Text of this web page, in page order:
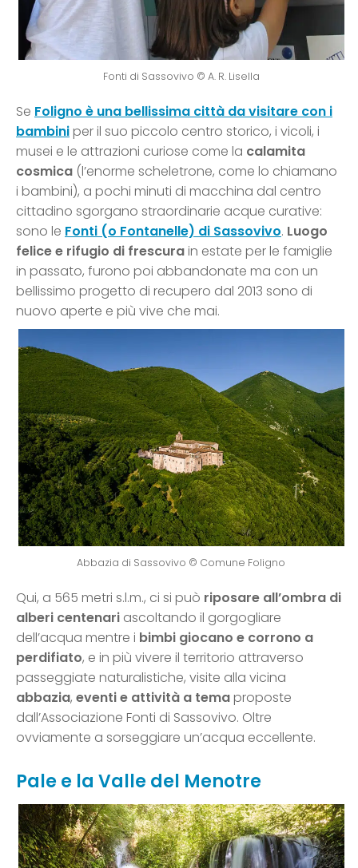
Fonti di Sassovivo © A. R. Lisella
Se Foligno è una bellissima città da visitare con i
bambiniper il suo piccolo centro storico, i vicoli, i
musei e le attrazioni curiose come la calamita
cosmica (l’enorme scheletrone, come lo chiamano
i bambini), a pochi minuti di macchina dal centro
cittadino sgorgano straordinarie acque curative:
sono le Fonti (o Fontanelle) di Sassovivo. Luogo
felice e rifugio di frescurain estate per le famiglie
in passato, furono poi abbandonate ma con un
bellissimo progetto di recupero dal 2013 sono di
nuovo aperte e più vive che mai.
Abbazia di Sassovivo © Comune Foligno
Qui, a 565 metri s.l.m., ci si può riposare all’ombra di
alberi centenari ascoltando il gorgogliare
dell’acqua mentre i bimbi giocano e corrono a
perdifiato, e in più vivere il territorio attraverso
passeggiate naturalistiche, visite alla vicina
abbazia, eventi e attività a temaproposte
dall’Associazione Fonti di Sassovivo. Oltre
ovviamente a sorseggiare un’acqua eccellente.
Pale e la Valle del Menotre